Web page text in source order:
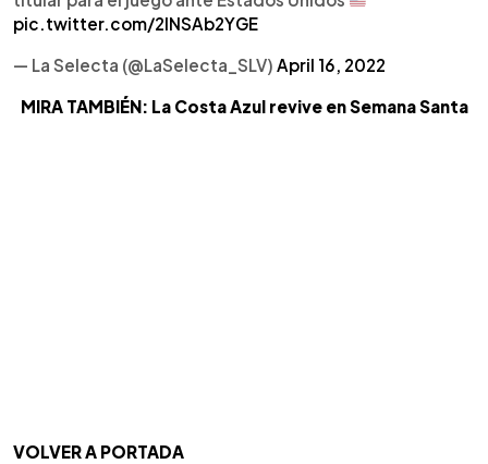
pic.twitter.com/2lNSAb2YGE
— La Selecta (@LaSelecta_SLV) April 16, 2022
MIRA TAMBIÉN: La Costa Azul revive en Semana Santa
VOLVER A PORTADA